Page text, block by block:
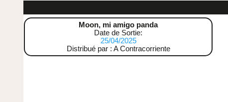
Moon, mi amigo panda
Date de Sortie:
25/04/2025
Distribué par : A Contracorriente